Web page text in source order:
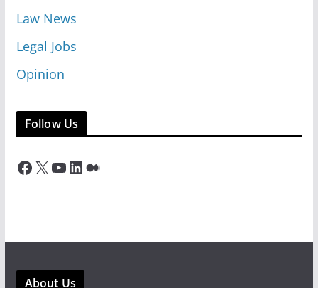
Law News
Legal Jobs
Opinion
Follow Us
Facebook X YouTube LinkedIn Medium
About Us